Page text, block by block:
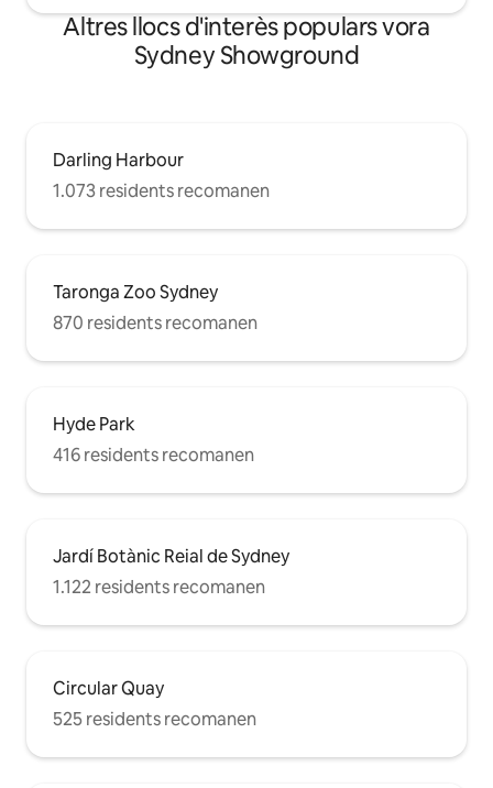
Altres llocs d'interès populars vora
Sydney Showground
Darling Harbour
1.073 residents recomanen
Taronga Zoo Sydney
870 residents recomanen
Hyde Park
416 residents recomanen
Jardí Botànic Reial de Sydney
1.122 residents recomanen
Circular Quay
525 residents recomanen